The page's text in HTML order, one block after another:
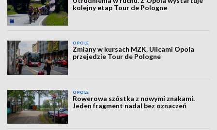
kolejny etap Tour de Pologne
OPOLE
Zmiany w kursach MZK. Ulicami Opola
przejedzie Tour de Pologne
OPOLE
Rowerowa szóstka z nowymi znakami.
Jeden fragment nadal bez oznaczeń